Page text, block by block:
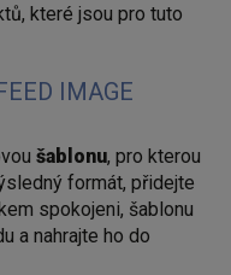
které jsou pro tuto
IMAGE
šablonu, pro kterou
formát, přidejte
spokojeni, šablonu
a nahrajte ho do